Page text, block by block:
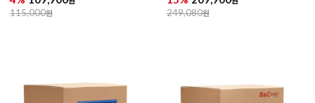
115,000원
249,080원